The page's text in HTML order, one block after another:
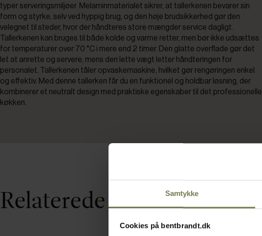
Samtykke
Cookies på bentbrandt.dk
typer serveringsmiljøer. Melaminmaterialet sikrer, at tallerkenen bevarer sin
form og styrke, selv ved hyppig brug, og den høje brudsikkerhed gør den
velegnet til steder, hvor der håndteres store mængder service dagligt.
Tallerkenen kan bruges til både kolde og varme retter, men bør ikke udsættes
for temperaturer over 70 °C i mere end 2 timer. Den glatte overflade gør det
let at anrette og servere, mens den lette vægt letter håndteringen for
personalet. Tallerkenen tåler opvaskemaskine, hvilket gør rengøringen enkel
og effektiv. Med denne tallerken får du en funktionel og holdbar løsning, der
kombinerer et neutralt design med praktiske egenskaber til det professionelle
køkken.
Relaterede varer